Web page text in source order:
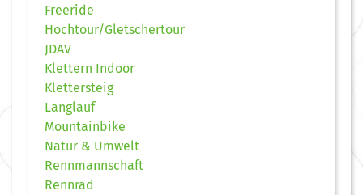
Freeride
Hochtour/Gletschertour
JDAV
Klettern Indoor
Klettersteig
Langlauf
Mountainbike
Natur & Umwelt
Rennmannschaft
Rennrad